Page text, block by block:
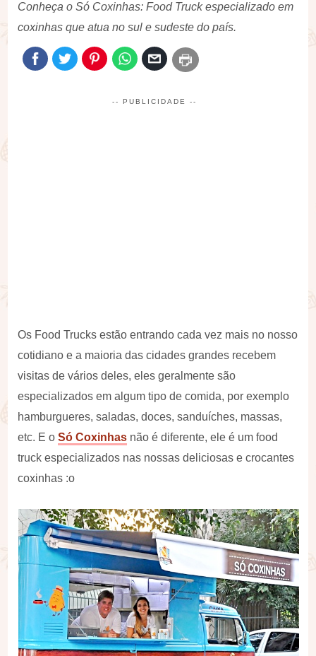
Conheça o Só Coxinhas: Food Truck especializado em
coxinhas que atua no sul e sudeste do país.
-- PUBLICIDADE --
Os Food Trucks estão entrando cada vez mais no nosso
cotidiano e a maioria das cidades grandes recebem
visitas de vários deles, eles geralmente são
especializados em algum tipo de comida, por exemplo
hamburgueres, saladas, doces, sanduíches, massas,
etc. E oSó Coxinhas não é diferente, ele é um food
truck especializados nas nossas deliciosas e crocantes
coxinhas :o